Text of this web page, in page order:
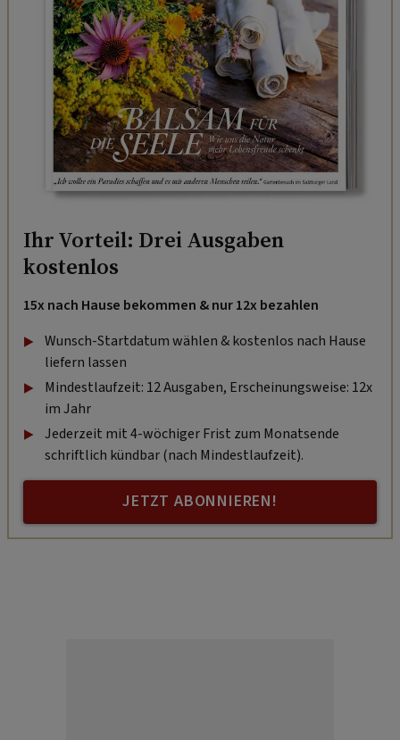
Ihr Vorteil: Drei Ausgaben
kostenlos
15x nach Hause bekommen & nur 12x bezahlen
Wunsch-Startdatum wählen & kostenlos nach Hause
liefern lassen
Mindestlaufzeit: 12 Ausgaben, Erscheinungsweise: 12x
im Jahr
Jederzeit mit 4-wöchiger Frist zum Monatsende
schriftlich kündbar (nach Mindestlaufzeit).
JETZT ABONNIEREN!